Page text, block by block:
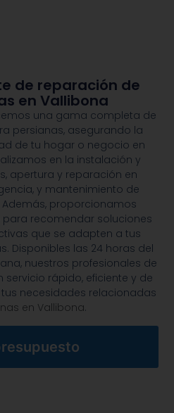
de reparación de
en Vallibona
una gama completa de
persianas, asegurando la
de tu hogar o negocio en
en la instalación y
apertura y reparación en
y mantenimiento de
proporcionamos
recomendar soluciones
que se adapten a tus
Disponibles las 24 horas del
nuestros profesionales de
rápido, eficiente y de
necesidades relacionadas
en Vallibona.